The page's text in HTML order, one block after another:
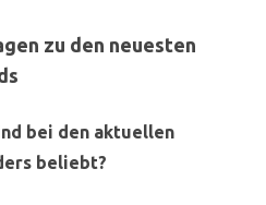
zu den neuesten
bei den aktuellen
beliebt?